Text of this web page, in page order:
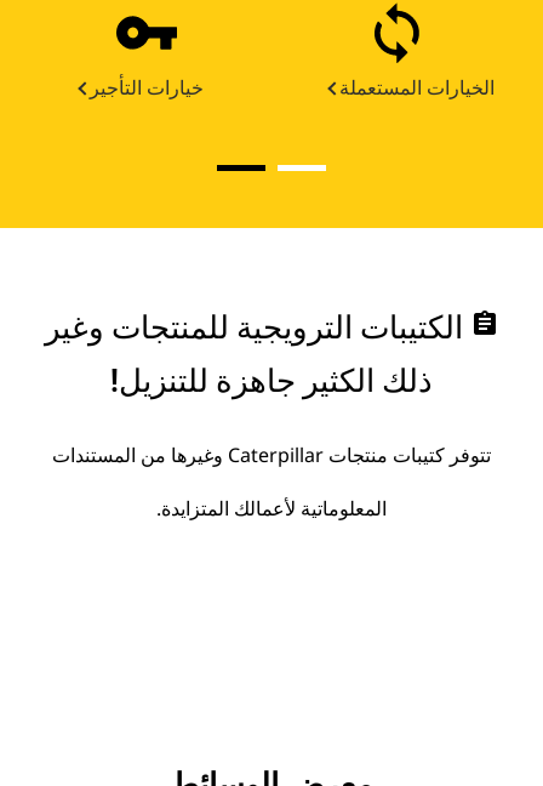
خيارات التأجير الخيارات المستعملة
assignment الكتيبات الترويجية للمنتجات وغير
ذلك الكثير جاهزة للتنزيل!
تتوفر كتيبات منتجات Caterpillar وغيرها من المستندات
المعلوماتية لأعمالك المتزايدة.